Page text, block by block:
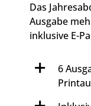
Das
Ausgabe
inklusive E-
6